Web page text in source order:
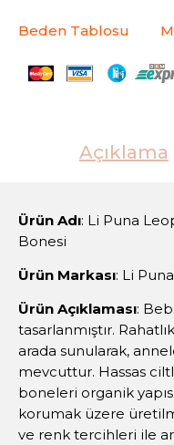
Beden Tablosu
Açıklama
Ürün Adı: Li Puna
Bonesi
Ürün Markası: Li Puna
Ürün Açıklaması:
tasarlanmıştır.
arada sunularak,
mevcuttur. Hassas
boneleri organik
korumak üzere
ve renk tercihleri ile